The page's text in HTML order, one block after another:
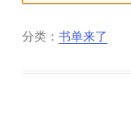
分类：书单来了